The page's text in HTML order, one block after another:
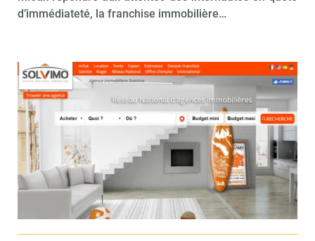
d’immédiateté, la franchise immobilière…
Non merci, je reçois déjà
!
Je déciderai plus
tard